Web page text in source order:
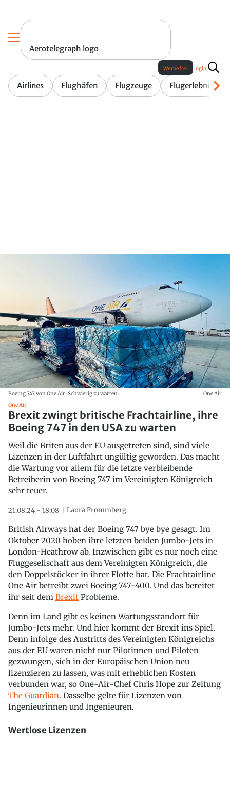
Aerotelegraph logo
Airlines Flughäfen Flugzeuge Flugerlebnis
Werbefrei Login
Boeing 747 von One Air: Schwierig zu warten.
One Air
One Air
Brexit zwingt britische Frachtairline, ihre
Boeing 747 in den USA zu warten
Weil die Briten aus der EU ausgetreten sind, sind viele
Lizenzen in der Luftfahrt ungültig geworden. Das macht
die Wartung vor allem für die letzte verbleibende
Betreiberin von Boeing 747 im Vereinigten Königreich
sehr teuer.
21.08.24 - 18:08 Laura Frommberg
British Airways hat der Boeing 747 bye bye gesagt. Im
Oktober 2020 hoben ihre letzten beiden Jumbo-Jets in
London-Heathrow ab. Inzwischen gibt es nur noch eine
Fluggesellschaft aus dem Vereinigten Königreich, die
den Doppelstöcker in ihrer Flotte hat. Die Frachtairline
One Air betreibt zwei Boeing 747-400. Und das bereitet
ihr seit dem Brexit Probleme.
Denn im Land gibt es keinen Wartungsstandort für
Jumbo-Jets mehr. Und hier kommt der Brexit ins Spiel.
Denn infolge des Austritts des Vereinigten Königreichs
aus der EU waren nicht nur Pilotinnen und Piloten
gezwungen, sich in der Europäischen Union neu
lizenzieren zu lassen, was mit erheblichen Kosten
verbunden war, so One-Air-Chef Chris Hope zur Zeitung
The Guardian. Dasselbe gelte für Lizenzen von
Ingenieurinnen und Ingenieuren.
Wertlose Lizenzen